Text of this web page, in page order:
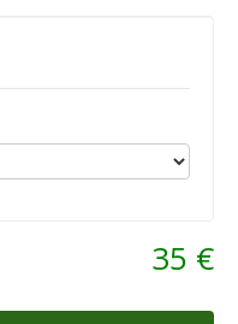
35 €